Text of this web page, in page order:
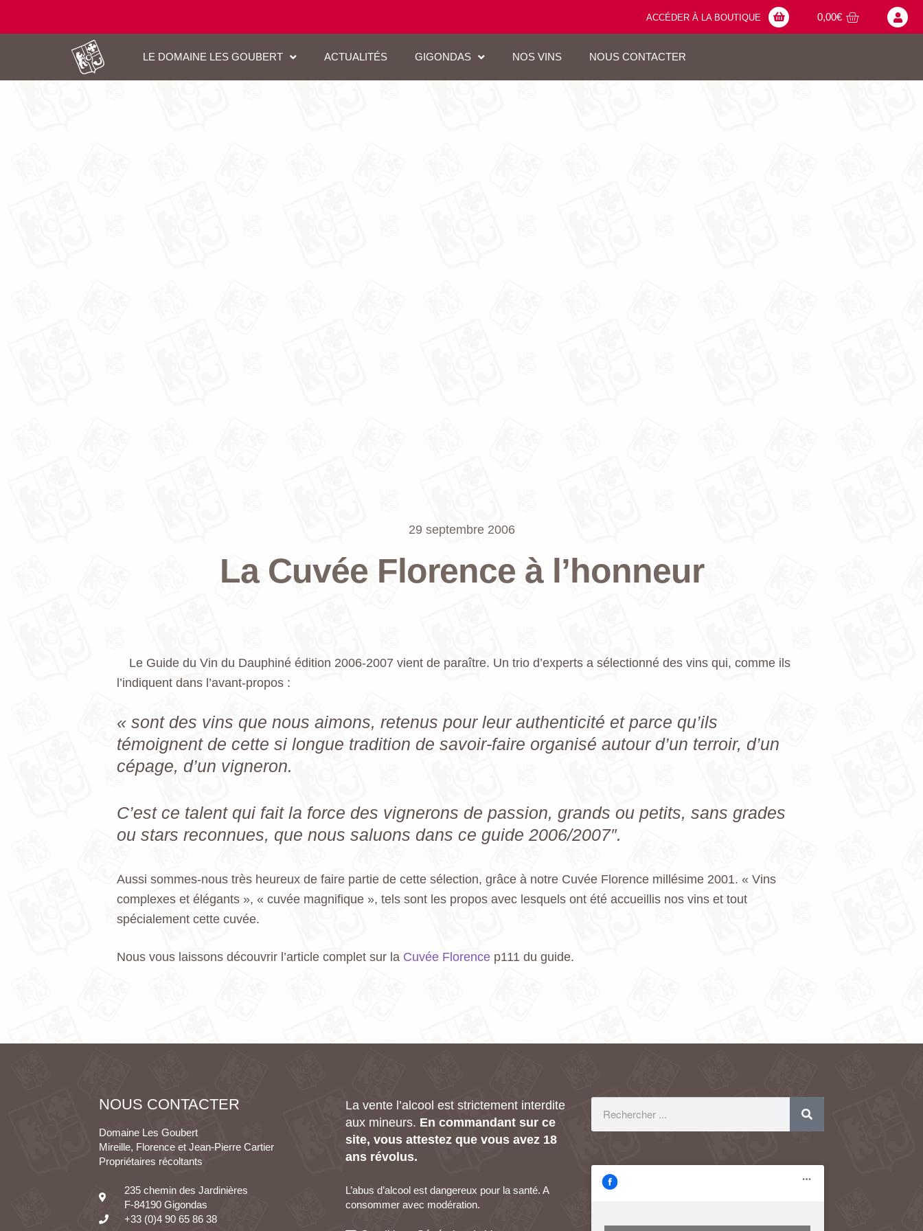
ACCÉDER À LA BOUTIQUE 0,00€
LE DOMAINE LES GOUBERT ACTUALITÉS GIGONDAS NOS VINS NOUS CONTACTER
29 septembre 2006
La Cuvée Florence à l’honneur
Le Guide du Vin du Dauphiné édition 2006-2007 vient de paraître. Un trio d’experts a sélectionné des vins qui, comme ils
l’indiquent dans l’avant-propos :
« sont des vins que nous aimons, retenus pour leur authenticité et parce qu’ils
témoignent de cette si longue tradition de savoir-faire organisé autour d’un terroir, d’un
cépage, d’un vigneron.
C’est ce talent qui fait la force des vignerons de passion, grands ou petits, sans grades
ou stars reconnues, que nous saluons dans ce guide 2006/2007″.
Aussi sommes-nous très heureux de faire partie de cette sélection, grâce à notre Cuvée Florence millésime 2001. « Vins
complexes et élégants », « cuvée magnifique », tels sont les propos avec lesquels ont été accueillis nos vins et tout
spécialement cette cuvée.
Nous vous laissons découvrir l’article complet sur la Cuvée Florence p111 du guide.
NOUS CONTACTER
Domaine Les Goubert
Mireille, Florence et Jean-Pierre Cartier
Propriétaires récoltants
235 chemin des Jardinières
F-84190 Gigondas
+33 (0)4 90 65 86 38
La vente l’alcool est strictement interdite
aux mineurs. En commandant sur ce
site, vous attestez que vous avez 18
ans révolus.
L’abus d’alcool est dangereux pour la santé. A
consommer avec modération.